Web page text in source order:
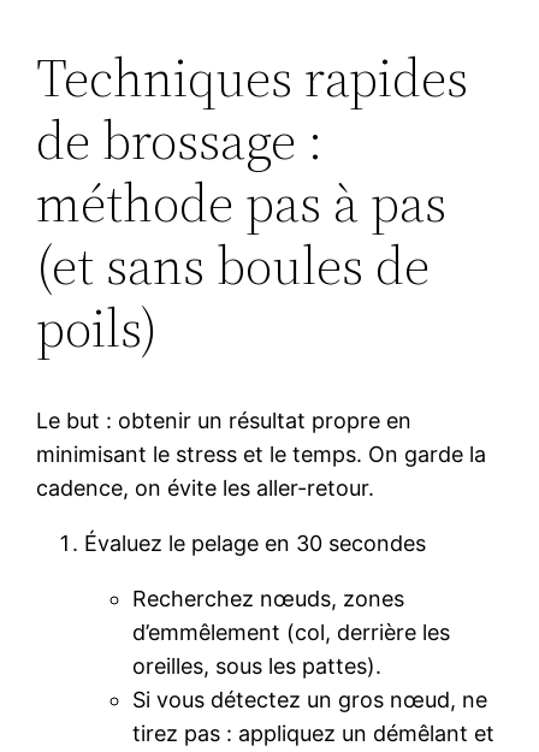
Techniques rapides
de brossage :
méthode pas à pas
(et sans boules de
poils)
Le but : obtenir un résultat propre en
minimisant le stress et le temps. On garde la
cadence, on évite les aller-retour.
Évaluez le pelage en 30 secondes
Recherchez nœuds, zones
d’emmêlement (col, derrière les
oreilles, sous les pattes).
Si vous détectez un gros nœud, ne
tirez pas : appliquez un démêlant et